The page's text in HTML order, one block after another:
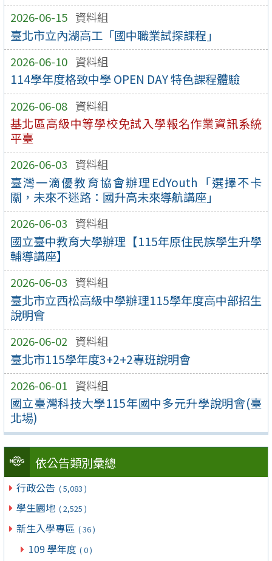
2026-06-15 資料組
臺北市立內湖高工「國中職業試探課程」
2026-06-10 資料組
114學年度格致中學 OPEN DAY 特色課程體驗
2026-06-08 資料組
基北區高級中等學校免試入學報名作業資訊系統
平臺
2026-06-03 資料組
臺灣一滴優教育協會辦理EdYouth「選擇不卡
關，未來不迷路：國升高未來導航講座」
2026-06-03 資料組
國立臺中教育大學辦理【115年原住民族學生升學
輔導講座】
2026-06-03 資料組
臺北市立西松高級中學辦理115學年度高中部招生
說明會
2026-06-02 資料組
臺北市115學年度3+2+2專班說明會
2026-06-01 資料組
國立臺灣科技大學115年國中多元升學說明會(臺
北場)
依公告類別彙總
行政公告 ( 5,083 )
學生園地 ( 2,525 )
新生入學專區 ( 36 )
109 學年度 ( 0 )